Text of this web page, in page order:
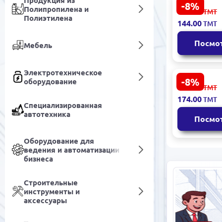
Полипропилена и
Полиэтилена
Мебель
Электротехническое
оборудование
Специализированная
автотехника
Оборудование для
ведения и автоматизации
бизнеса
Строительные
инструменты и
аксессуары
-8%
Питер BK-
Книга-проза
Премиум от
Валиуллина
158.00 ТМТ
144.00ТМТ
-8%
Кларк А. BK-
00048604 |
Научная
Бестселлер
191.00 ТМТ
174.00ТМТ